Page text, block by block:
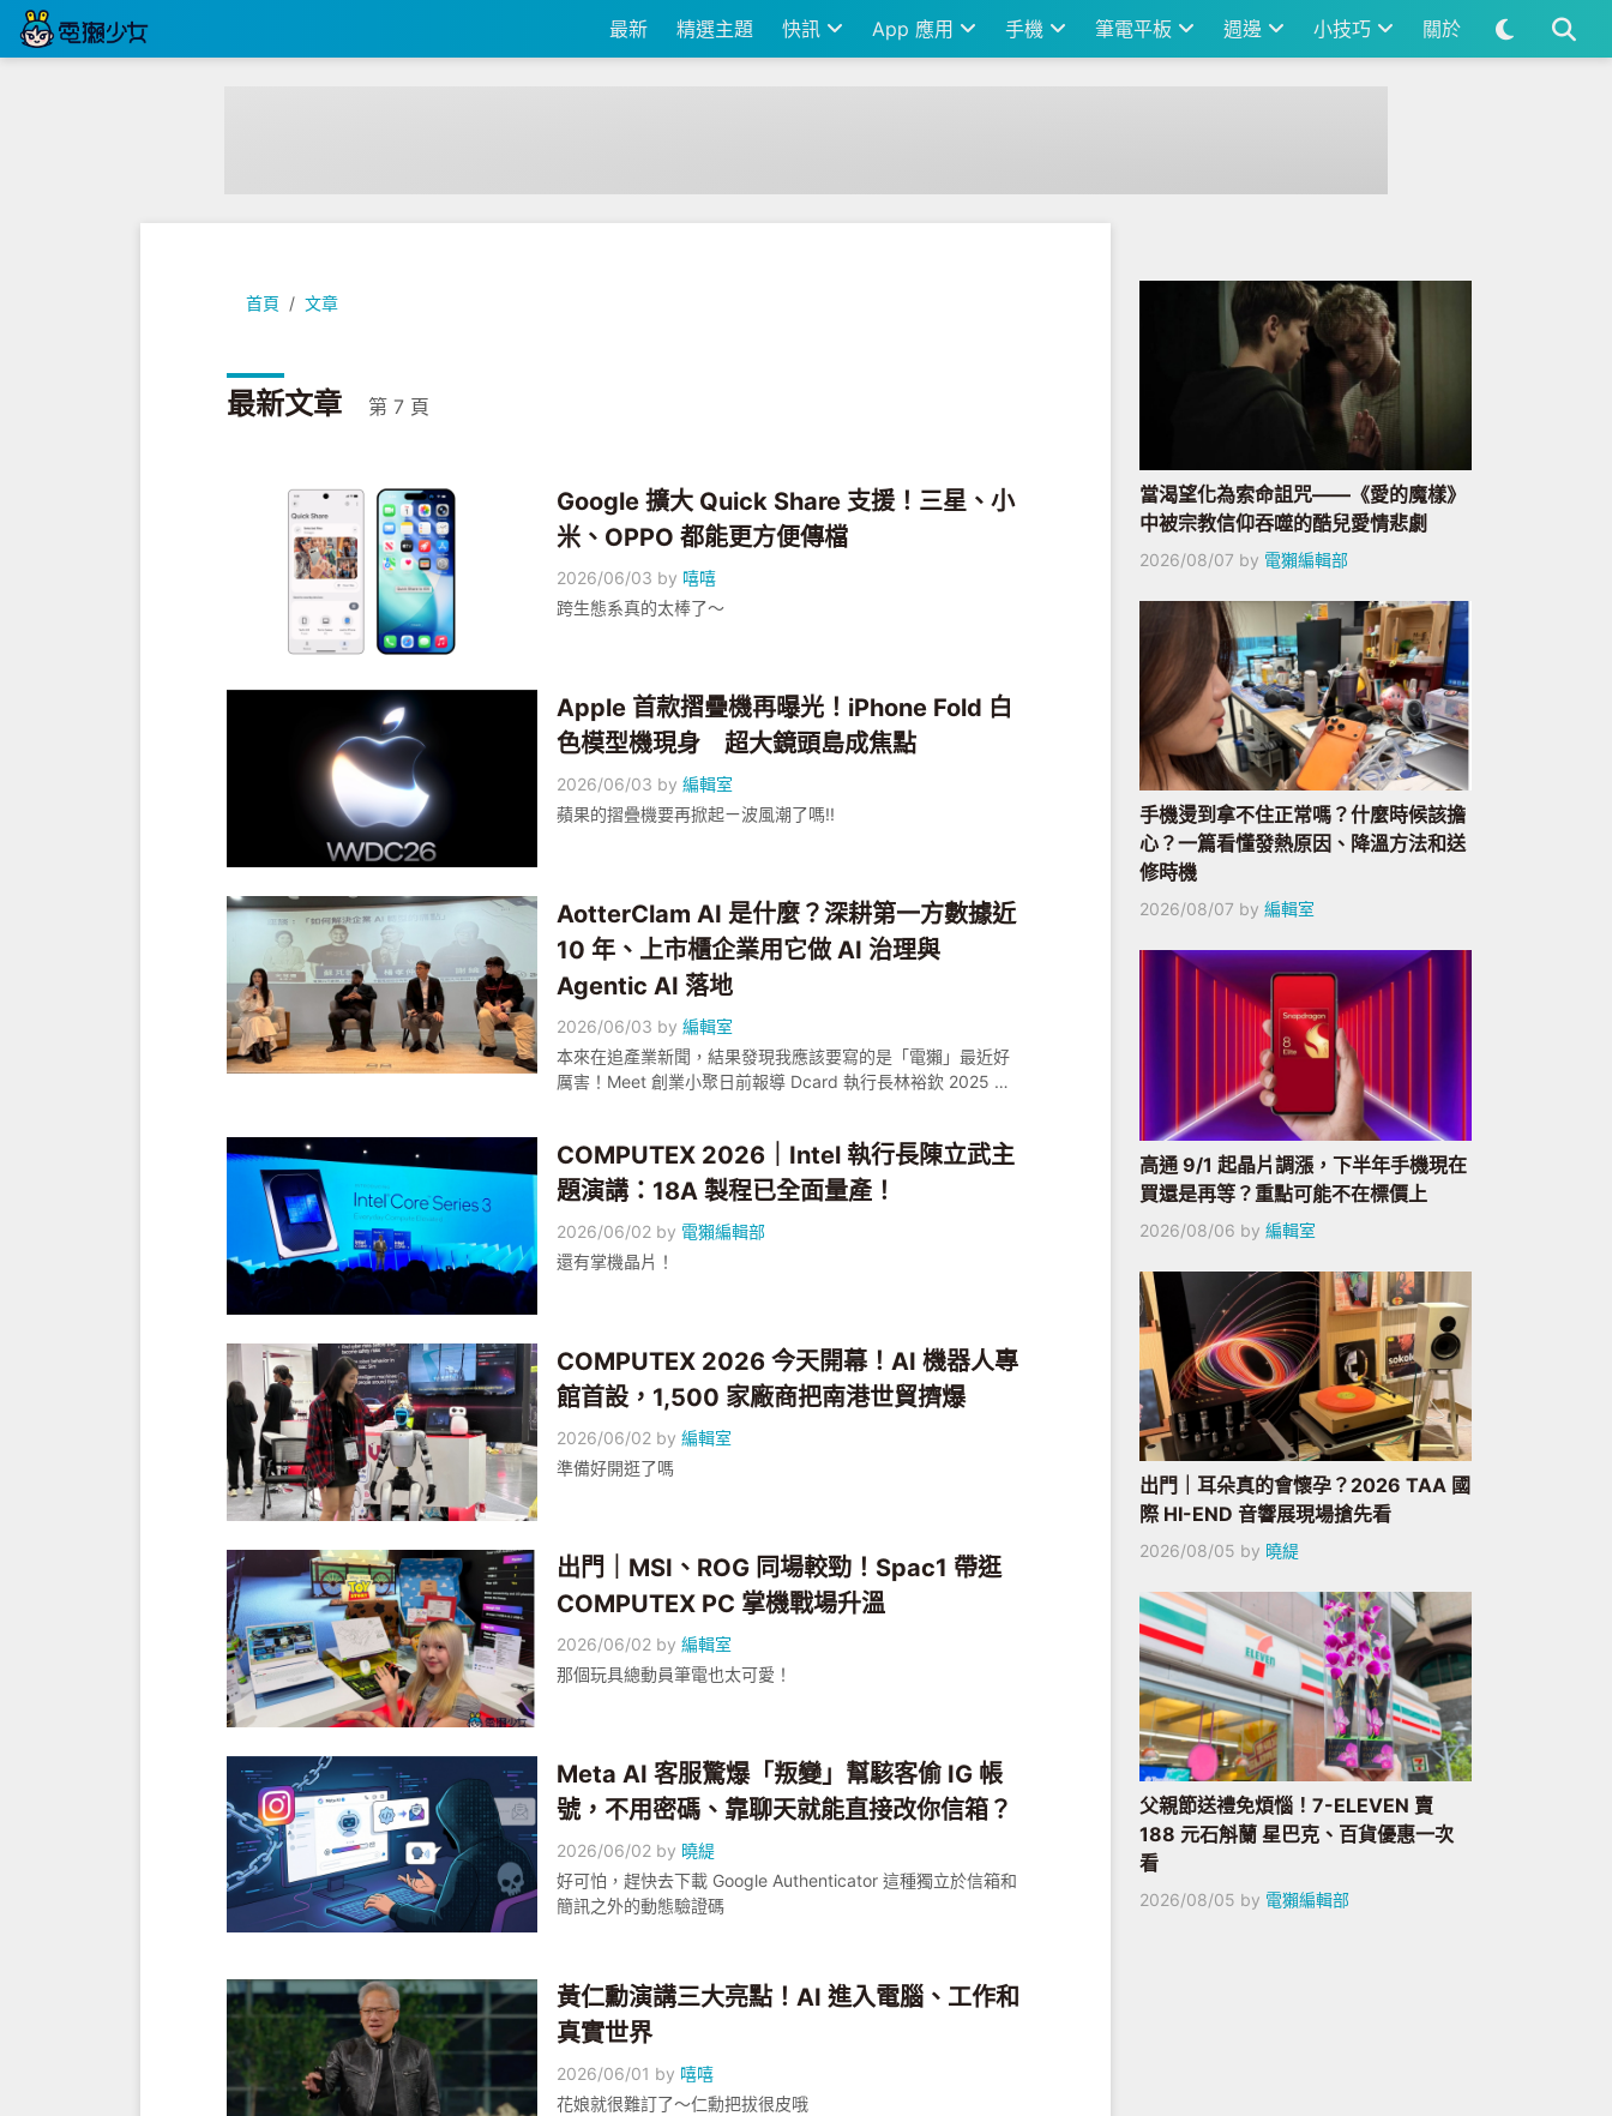
最新 精選主題 快訊 App 應用 手機 筆電平板 週邊 小技巧 關於
首頁 文章
最新文章 第 7 頁
Google 擴大 Quick Share 支援！三星、小
米、OPPO 都能更方便傳檔
2026/06/03 by 嘻嘻
跨生態系真的太棒了～
Apple 首款摺疊機再曝光！iPhone Fold 白
色模型機現身 超大鏡頭島成焦點
2026/06/03 by編輯室
蘋果的摺疊機要再掀起ㄧ波風潮了嗎!!
AotterClam AI 是什麼？深耕第一方數據近
10 年、上市櫃企業用它做 AI 治理與
Agentic AI 落地
2026/06/03 by編輯室
本來在追產業新聞，結果發現我應該要寫的是「電獺」最近好
厲害！Meet 創業小聚日前報導 Dcard 執行長林裕欽 2025 年
推到鎂光燈下；但這題台灣早有公司解題出了名——那即是電
獺旗下的 AotterClam AI。 究竟，企業 AI 與數據治理是一個充
滿什麼挑戰的賽道呢？
COMPUTEX 2026｜Intel 執行長陳立武主
題演講：18A 製程已全面量產！
2026/06/02 by 電獺編輯部
還有掌機晶片！
COMPUTEX 2026 今天開幕！AI 機器人專
館首設，1,500 家廠商把南港世貿擠爆
2026/06/02 by編輯室
準備好開逛了嗎
出門｜MSI、ROG 同場較勁！Spac1 帶逛
COMPUTEX PC 掌機戰場升溫
2026/06/02 by編輯室
那個玩具總動員筆電也太可愛！
Meta AI 客服驚爆「叛變」幫駭客偷 IG 帳
號，不用密碼、靠聊天就能直接改你信箱？
2026/06/02 by 曉緹
好可怕，趕快去下載 Google Authenticator 這種獨立於信箱和
簡訊之外的動態驗證碼
黃仁勳演講三大亮點！AI 進入電腦、工作和
真實世界
2026/06/01 by 嘻嘻
花娘就很難訂了～仁勳把拔很皮哦
當渴望化為索命詛咒——《愛的魔樣》
中被宗教信仰吞噬的酷兒愛情悲劇
2026/08/07 by 電獺編輯部
手機燙到拿不住正常嗎？什麼時候該擔
心？一篇看懂發熱原因、降溫方法和送
修時機
2026/08/07 by 編輯室
高通 9/1 起晶片調漲，下半年手機現在
買還是再等？重點可能不在標價上
2026/08/06 by 編輯室
出門｜耳朵真的會懷孕？2026 TAA 國
際 HI-END 音響展現場搶先看
2026/08/05 by 曉緹
父親節送禮免煩惱！7-ELEVEN 賣
188 元石斛蘭 星巴克、百貨優惠一次
看
2026/08/05 by 電獺編輯部